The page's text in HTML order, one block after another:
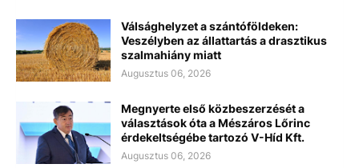
Válsághelyzet a szántóföldeken:
Veszélyben az állattartás a drasztikus
szalmahiány miatt
Augusztus 06, 2026
Megnyerte első közbeszerzését a
választások óta a Mészáros Lőrinc
érdekeltségébe tartozó V-Híd Kft.
Augusztus 06, 2026